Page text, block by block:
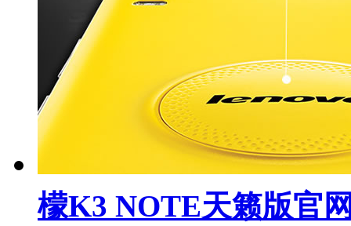
檬K3 NOTE天籁版官